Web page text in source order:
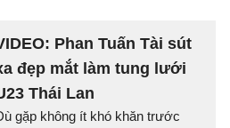
Phan Tuấn Tài sút
đẹp mắt làm tung lưới
Thái Lan
gặp không ít khó khăn trước